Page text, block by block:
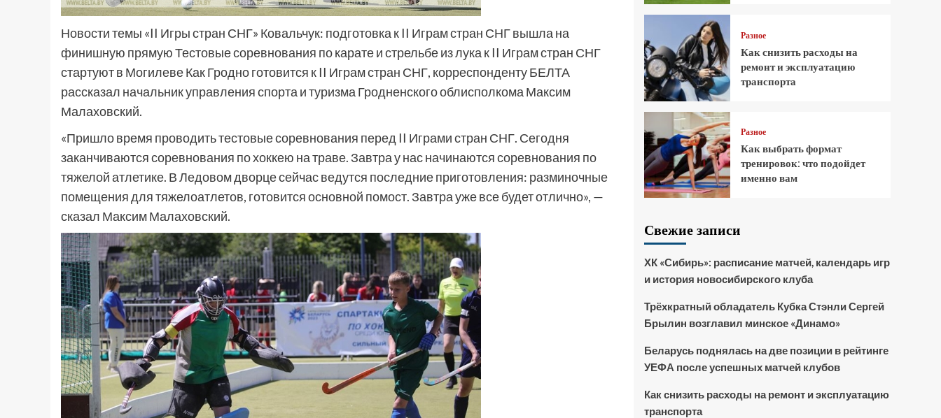
Новости темы «II Игры стран СНГ» Ковальчук: подготовка к II Играм стран СНГ вышла на
финишную прямую Тестовые соревнования по карате и стрельбе из лука к II Играм стран СНГ
стартуют в Могилеве Как Гродно готовится к II Играм стран СНГ, корреспонденту БЕЛТА
рассказал начальник управления спорта и туризма Гродненского облисполкома Максим
Малаховский.
«Пришло время проводить тестовые соревнования перед II Играми стран СНГ. Сегодня
заканчиваются соревнования по хоккею на траве. Завтра у нас начинаются соревнования по
тяжелой атлетике. В Ледовом дворце сейчас ведутся последние приготовления: разминочные
помещения для тяжелоатлетов, готовится основной помост. Завтра уже все будет отлично», —
сказал Максим Малаховский.
Разное
Как снизить расходы на
ремонт и эксплуатацию
транспорта
Разное
Как выбрать формат
тренировок: что подойдет
именно вам
Свежие записи
ХК «Сибирь»: расписание матчей, календарь игр
и история новосибирского клуба
Трёхкратный обладатель Кубка Стэнли Сергей
Брылин возглавил минское «Динамо»
Беларусь поднялась на две позиции в рейтинге
УЕФА после успешных матчей клубов
Как снизить расходы на ремонт и эксплуатацию
транспорта